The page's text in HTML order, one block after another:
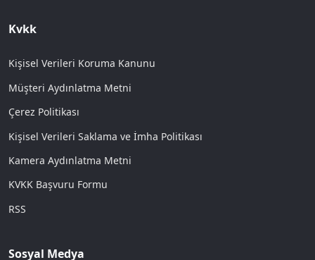
Kvkk
Kişisel Verileri Koruma Kanunu
Müşteri Aydınlatma Metni
Çerez Politikası
Kişisel Verileri Saklama ve İmha Politikası
Kamera Aydınlatma Metni
KVKK Başvuru Formu
RSS
Sosyal Medya